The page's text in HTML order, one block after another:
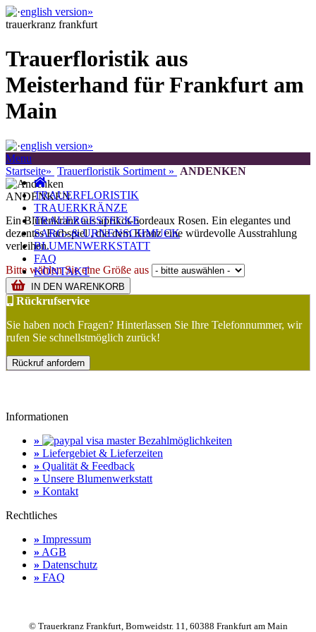
english version»
trauerkranz frankfurt
Trauerfloristik aus
Meisterhand für Frankfurt am
Main
english version»
Menu
TRAUERFLORISTIK
TRAUERKRÄNZE
TRAUERGESTECKE
SARG- & URNENSCHMUCK
BLUMENWERKSTATT
FAQ
KONTAKT
Startseite» Trauerfloristik Sortiment » ANDENKEN
ANDENKEN
Ein Blütenkranz aus aprikot-bordeaux Rosen. Ein elegantes und
dezentes Farbspiel , die dem Kranz eine würdevolle Ausstrahlung
verleihen.
Bitte wählen Sie eine Größe aus
IN DEN WARENKORB
Rückrufservice
Sie haben noch Fragen? Hinterlassen Sie Ihre Telefonnummer, wir
rufen Sie schnellstmöglich zurück!
Rückruf anfordern
Informationen
»
Bezahlmöglichkeiten
» Liefergebiet & Lieferzeiten
» Qualität & Feedback
» Unsere Blumenwerkstatt
» Kontakt
Rechtliches
» Impressum
» AGB
» Datenschutz
» FAQ
© Trauerkranz Frankfurt, Bornweidstr. 11, 60388 Frankfurt am Main